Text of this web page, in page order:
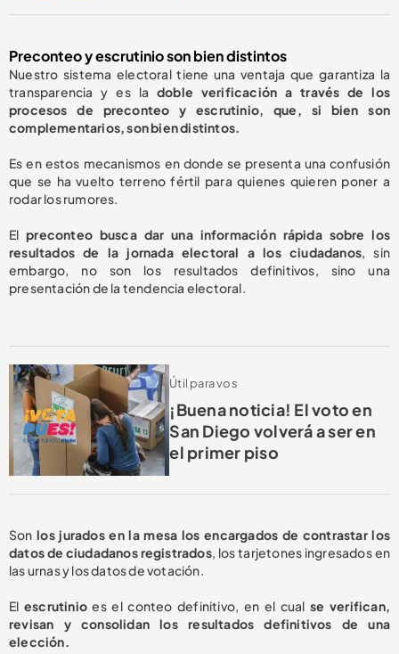
Preconteo y escrutinio son bien distintos
Nuestro sistema electoral tiene una ventaja que garantiza la
transparencia y es la doble verificación a través de los
procesos de preconteo y escrutinio, que, si bien son
complementarios, son bien distintos.
Es en estos mecanismos en donde se presenta una confusión
que se ha vuelto terreno fértil para quienes quieren poner a
rodar los rumores.
Elpreconteo busca dar una información rápida sobre los
resultados de la jornada electoral a los ciudadanos, sin
embargo, no son los resultados definitivos, sino una
presentación de la tendencia electoral.
Útil para vos
¡Buena noticia! El voto en
San Diego volverá a ser en
el primer piso
Sonlos jurados en la mesa los encargados de contrastar los
datos de ciudadanos registrados, los tarjetones ingresados en
las urnas y los datos de votación.
El escrutinioes el conteo definitivo, en el cualse verifican,
revisan y consolidan los resultados definitivos de una
elección.